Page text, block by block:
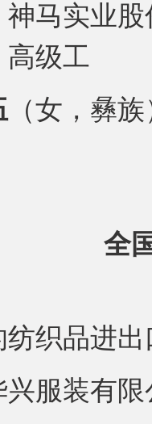
马实业股
高级工
（女，彝
全
品进出
服装有限